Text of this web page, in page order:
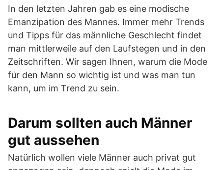
In den letzten Jahren gab es eine modische
Emanzipation des Mannes. Immer mehr Trends
und Tipps für das männliche Geschlecht findet
man mittlerweile auf den Laufstegen und in den
Zeitschriften. Wir sagen Ihnen, warum die Mode
für den Mann so wichtig ist und was man tun
kann, um im Trend zu sein.
Darum sollten auch Männer
gut aussehen
Natürlich wollen viele Männer auch privat gut